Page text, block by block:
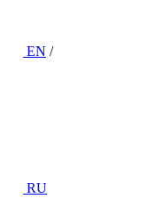
EN /
RU